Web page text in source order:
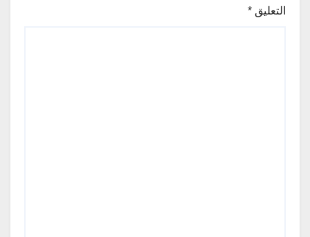
التعليق *